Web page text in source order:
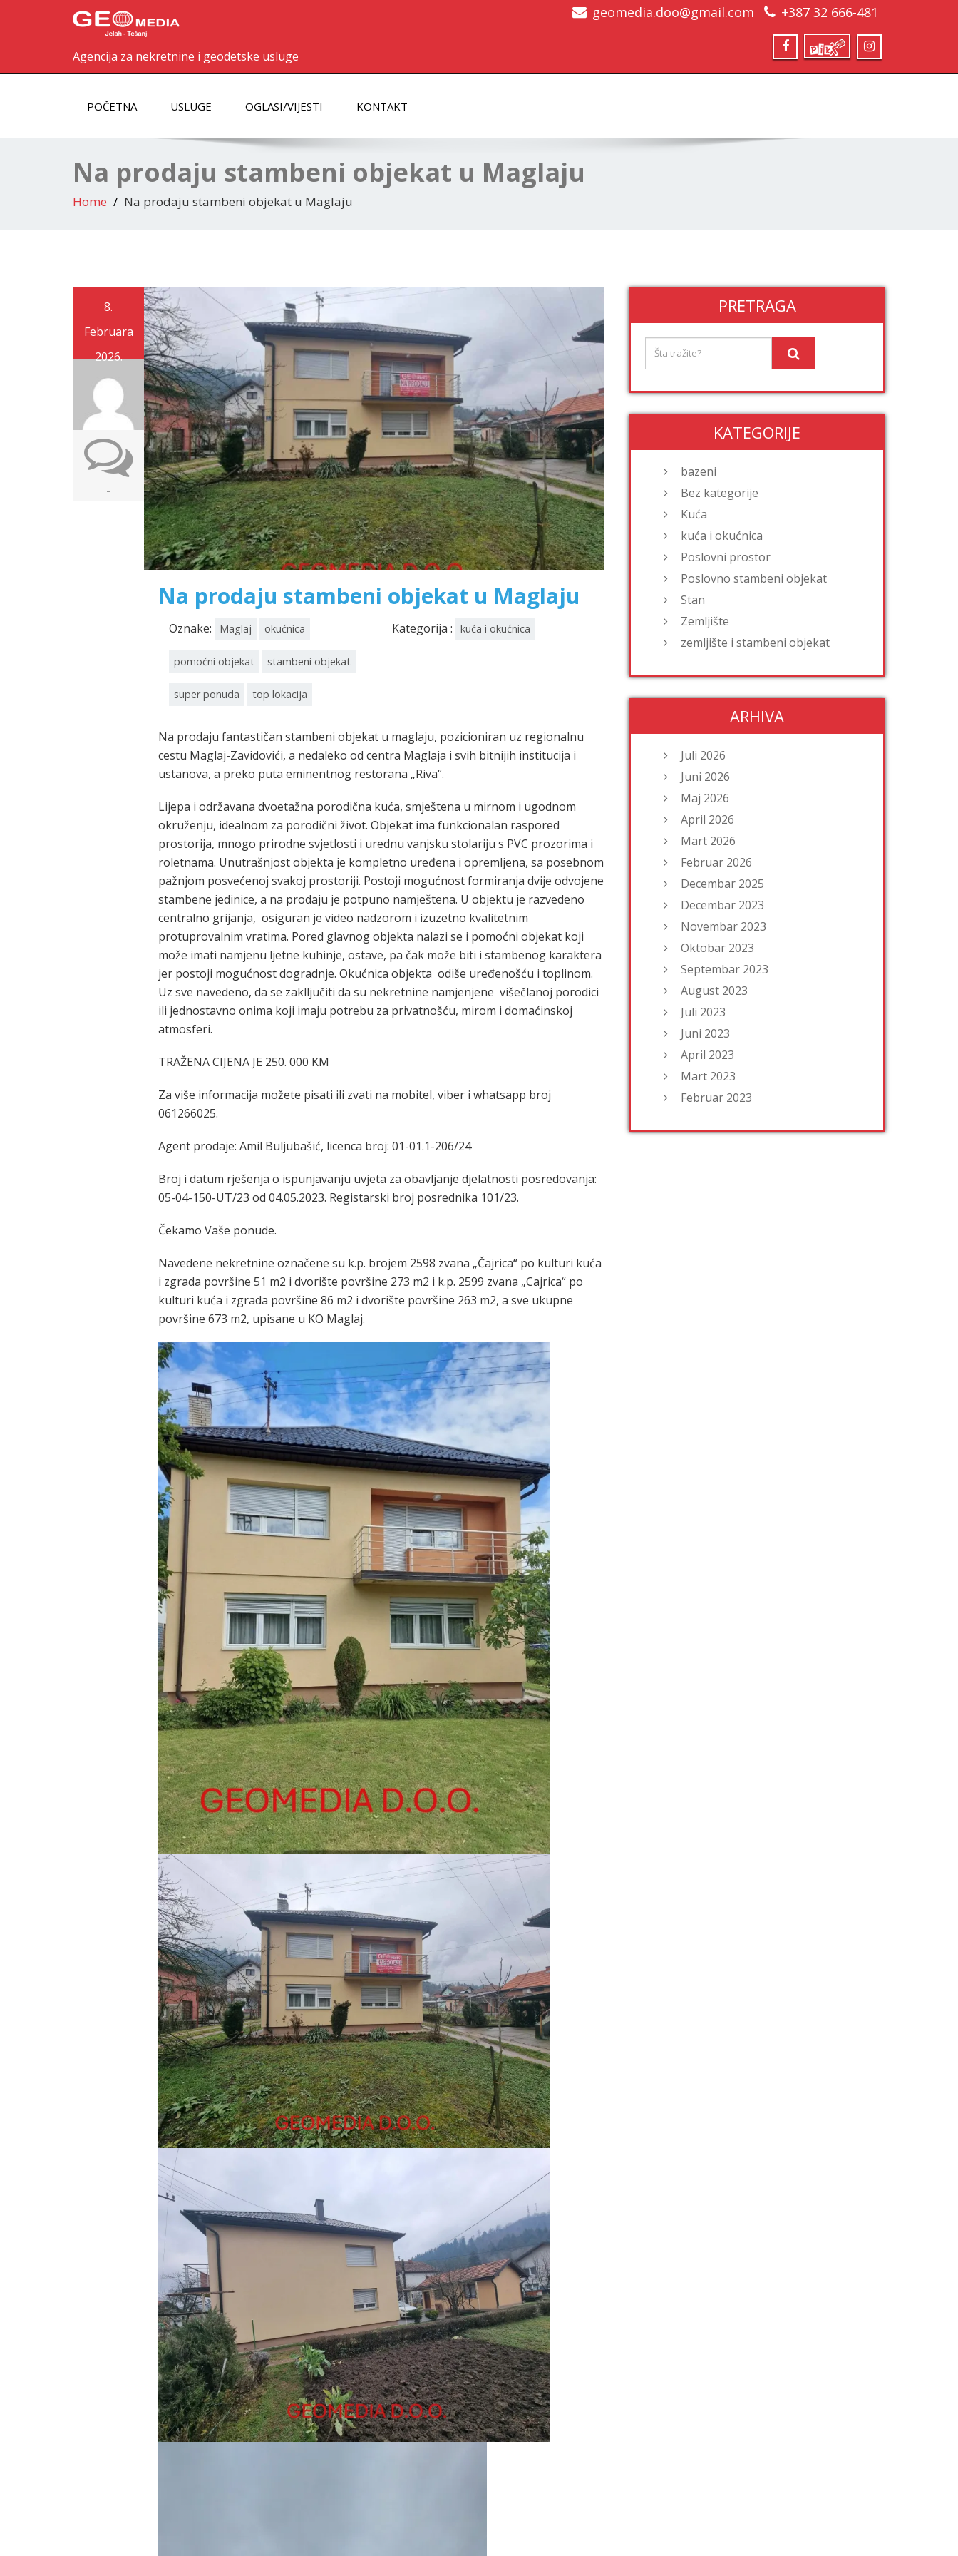
Agencija za nekretnine i geodetske usluge
geomedia.doo@gmail.com +387 32 666-481
POČETNA USLUGE OGLASI/VIJESTI KONTAKT
Na prodaju stambeni objekat u Maglaju
Home Na prodaju stambeni objekat u Maglaju
8.
Februara
2026.
-
Na prodaju stambeni objekat u Maglaju
Oznake: Maglaj okućnica
pomoćni objekat stambeni objekat
super ponuda top lokacija
Kategorija : kuća i okućnica
Na prodaju fantastičan stambeni objekat u maglaju, pozicioniran uz regionalnu
cestu Maglaj-Zavidovići, a nedaleko od centra Maglaja i svih bitnijih institucija i
ustanova, a preko puta eminentnog restorana „Riva“.
Lijepa i održavana dvoetažna porodična kuća, smještena u mirnom i ugodnom
okruženju, idealnom za porodični život. Objekat ima funkcionalan raspored
prostorija, mnogo prirodne svjetlosti i urednu vanjsku stolariju s PVC prozorima i
roletnama. Unutrašnjost objekta je kompletno uređena i opremljena, sa posebnom
pažnjom posvećenoj svakoj prostoriji. Postoji mogućnost formiranja dvije odvojene
stambene jedinice, a na prodaju je potpuno namještena. U objektu je razvedeno
centralno grijanja, osiguran je video nadzorom i izuzetno kvalitetnim
protuprovalnim vratima. Pored glavnog objekta nalazi se i pomoćni objekat koji
može imati namjenu ljetne kuhinje, ostave, pa čak može biti i stambenog karaktera
jer postoji mogućnost dogradnje. Okućnica objekta odiše uređenošću i toplinom.
Uz sve navedeno, da se zaklljučiti da su nekretnine namjenjene višečlanoj porodici
ili jednostavno onima koji imaju potrebu za privatnošću, mirom i domaćinskoj
atmosferi.
TRAŽENA CIJENA JE 250. 000 KM
Za više informacija možete pisati ili zvati na mobitel, viber i whatsapp broj
061266025.
Agent prodaje: Amil Buljubašić, licenca broj: 01-01.1-206/24
Broj i datum rješenja o ispunjavanju uvjeta za obavljanje djelatnosti posredovanja:
05-04-150-UT/23 od 04.05.2023. Registarski broj posrednika 101/23.
Čekamo Vaše ponude.
Navedene nekretnine označene su k.p. brojem 2598 zvana „Čajrica“ po kulturi kuća
i zgrada površine 51 m2 i dvorište površine 273 m2 i k.p. 2599 zvana „Cajrica“ po
kulturi kuća i zgrada površine 86 m2 i dvorište površine 263 m2, a sve ukupne
površine 673 m2, upisane u KO Maglaj.
PRETRAGA
KATEGORIJE
bazeni
Bez kategorije
Kuća
kuća i okućnica
Poslovni prostor
Poslovno stambeni objekat
Stan
Zemljište
zemljište i stambeni objekat
ARHIVA
Juli 2026
Juni 2026
Maj 2026
April 2026
Mart 2026
Februar 2026
Decembar 2025
Decembar 2023
Novembar 2023
Oktobar 2023
Septembar 2023
August 2023
Juli 2023
Juni 2023
April 2023
Mart 2023
Februar 2023